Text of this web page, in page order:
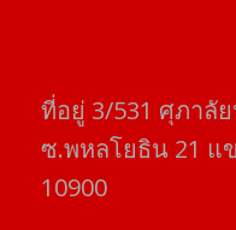
ที่อยู่​ 3/531​ ศุภาลั
ซ.พหลโยธิน​ 21​ แ
10900